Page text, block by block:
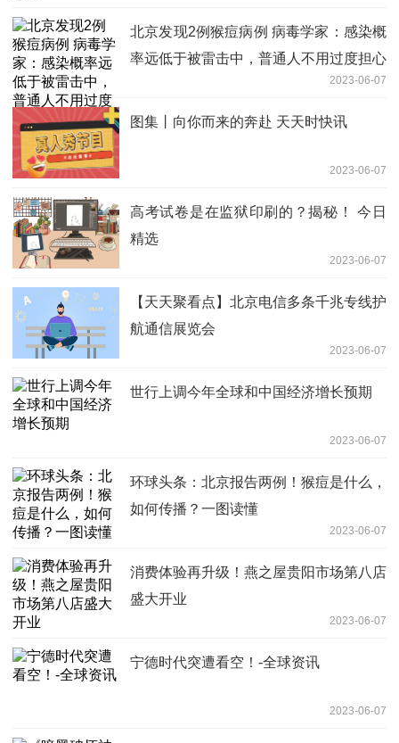
北京发现2例猴痘病例 病毒学家：感染概
率远低于被雷击中，普通人不用过度担心
2023-06-07
图集丨向你而来的奔赴 天天时快讯
2023-06-07
高考试卷是在监狱印刷的？揭秘！ 今日
精选
2023-06-07
【天天聚看点】北京电信多条千兆专线护
航通信展览会
2023-06-07
世行上调今年全球和中国经济增长预期
2023-06-07
环球头条：北京报告两例！猴痘是什么，
如何传播？一图读懂
2023-06-07
消费体验再升级！燕之屋贵阳市场第八店
盛大开业
2023-06-07
宁德时代突遭看空！-全球资讯
2023-06-07